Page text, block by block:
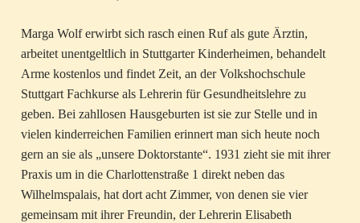
Marga Wolf erwirbt sich rasch einen Ruf als gute Ärztin,
arbeitet unentgeltlich in Stuttgarter Kinderheimen, behandelt
Arme kostenlos und findet Zeit, an der Volkshochschule
Stuttgart Fachkurse als Lehrerin für Gesundheitslehre zu
geben. Bei zahllosen Hausgeburten ist sie zur Stelle und in
vielen kinderreichen Familien erinnert man sich heute noch
gern an sie als „unsere Doktorstante“. 1931 zieht sie mit ihrer
Praxis um in die Charlottenstraße 1 direkt neben das
Wilhelmspalais, hat dort acht Zimmer, von denen sie vier
gemeinsam mit ihrer Freundin, der Lehrerin Elisabeth